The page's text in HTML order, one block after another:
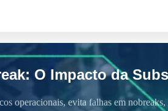
O Impacto da
operacionais, evita falhas em